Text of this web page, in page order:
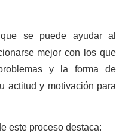
se puede ayudar al
mejor con los que
y la forma de
actitud y motivación para
este proceso destaca: